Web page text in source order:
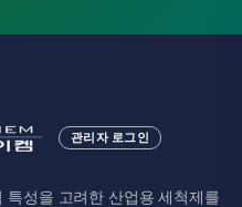
관리자 로그인
특성을 고려한 산업용 세척제를